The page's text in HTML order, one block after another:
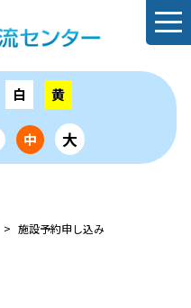
白 黄
中 大
施設予約申し込み